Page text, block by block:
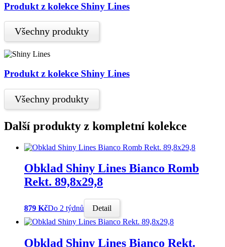
Produkt z kolekce Shiny Lines
Všechny produkty
Produkt z kolekce Shiny Lines
Všechny produkty
Další produkty z kompletní kolekce
Obklad Shiny Lines Bianco Romb
Rekt. 89,8x29,8
879 KčDo 2 týdnů Detail
Obklad Shiny Lines Bianco Rekt.